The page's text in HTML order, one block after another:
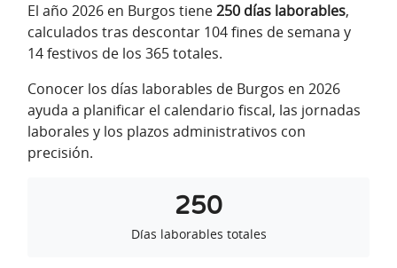
El año 2026 en Burgos tiene250 días laborables,
calculados tras descontar 104 fines de semana y
14 festivos de los 365 totales.
Conocer los días laborables de Burgos en 2026
ayuda a planificar el calendario fiscal, las jornadas
laborales y los plazos administrativos con
precisión.
250
Días laborables totales